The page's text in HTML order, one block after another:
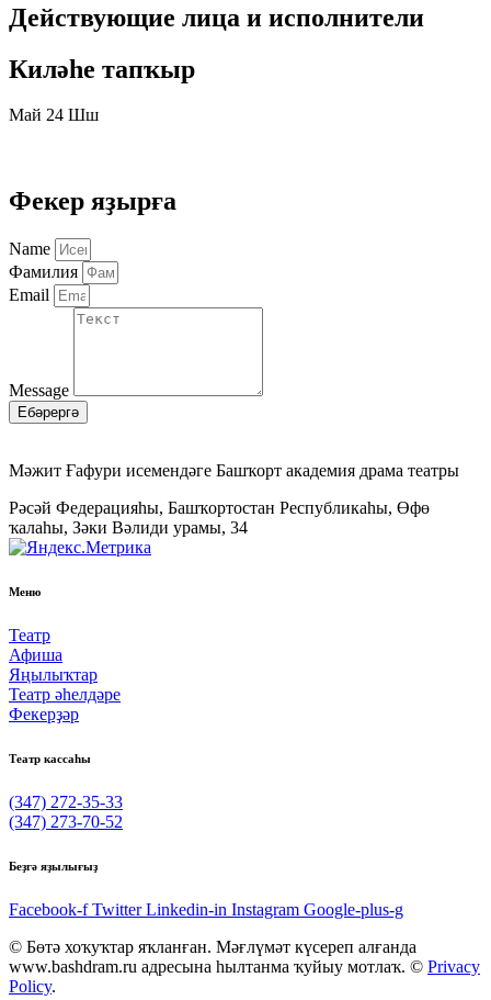
Действующие лица и исполнители
Киләһе тапҡыр
Май 24 Шш
Фекер яҙырға
Name
Фамилия
Email
Message
Ебәрергә
Мәжит Ғафури исемендәге Башҡорт академия драма театры
Рәсәй Федерацияһы, Башҡортостан Республикаһы, Өфө
ҡалаһы, Зәки Вәлиди урамы, 34
Меню
Театр
Афиша
Яңылыҡтар
Театр әһелдәре
Фекерҙәр
Театр кассаһы
(347) 272-35-33
(347) 273-70-52
Беҙгә яҙылығыҙ
Facebook-f Twitter Linkedin-in Instagram Google-plus-g
© Бөтә хоҡуҡтар яҡланған. Мәғлүмәт күсереп алғанда
www.bashdram.ru адресына һылтанма ҡуйыу мотлаҡ. © Privacy
Policy.